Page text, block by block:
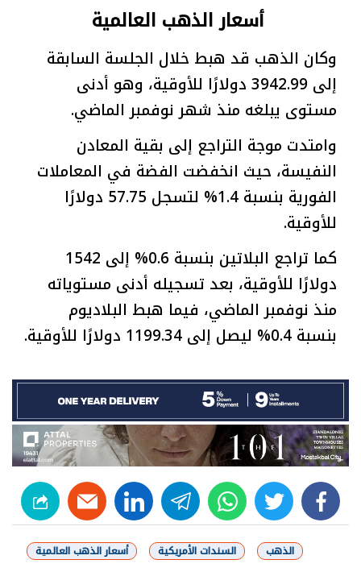
أسعار الذهب العالمية
وكان الذهب قد هبط خلال الجلسة السابقة
إلى 3942.99 دولارًا للأوقية، وهو أدنى
مستوى يبلغه منذ شهر نوفمبر الماضي.
وامتدت موجة التراجع إلى بقية المعادن
النفيسة، حيث انخفضت الفضة في المعاملات
الفورية بنسبة 1.4% لتسجل 57.75 دولارًا
للأوقية.
كما تراجع البلاتين بنسبة 0.6% إلى 1542
دولارًا للأوقية، بعد تسجيله أدنى مستوياته
منذ نوفمبر الماضي، فيما هبط البلاديوم
بنسبة 0.4% ليصل إلى 1199.34 دولارًا للأوقية.
facebook
twitter
whats
telegram
linkedin
شارك
الذهب السندات الأمريكية أسعار الذهب العالمية